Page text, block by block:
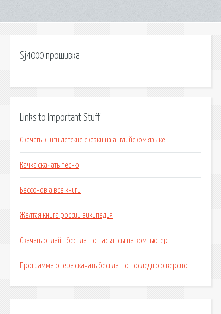
Sj4000 прошивка
Links to Important Stuff
Скачать книги детские сказки на английском языке
Качка скачать песню
Бессонов а все книги
Желтая книга россии википедия
Скачать онлайн бесплатно пасьянсы на компьютер
Программа опера скачать бесплатно последнюю версию